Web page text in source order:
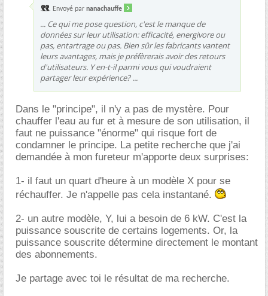
Envoyé par nanachauffe
... Ce qui me pose question, c'est le manque de
données sur leur utilisation: efficacité, energivore ou
pas, entartrage ou pas. Bien sûr les fabricants vantent
leurs avantages, mais je préfèrerais avoir des retours
d'utilisateurs. Y en-t-il parmi vous qui voudraient
partager leur expérience? ...
Dans le "principe", il n'y a pas de mystère. Pour
chauffer l'eau au fur et à mesure de son utilisation, il
faut ne puissance "énorme" qui risque fort de
condamner le principe. La petite recherche que j'ai
demandée à mon fureteur m'apporte deux surprises:
1- il faut un quart d'heure à un modèle X pour se
réchauffer. Je n'appelle pas cela instantané.
2- un autre modèle, Y, lui a besoin de 6 kW. C'est la
puissance souscrite de certains logements. Or, la
puissance souscrite détermine directement le montant
des abonnements.
Je partage avec toi le résultat de ma recherche.